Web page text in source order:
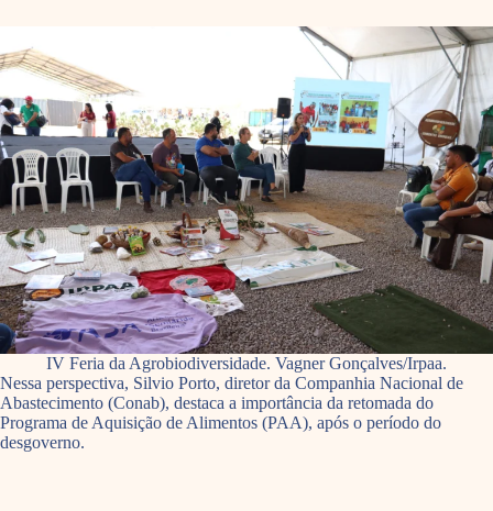
IV Feria da Agrobiodiversidade. Vagner Gonçalves/Irpaa.
Nessa perspectiva, Silvio Porto, diretor da Companhia Nacional de
Abastecimento (Conab), destaca a importância da retomada do
Programa de Aquisição de Alimentos (PAA), após o período do
desgoverno.